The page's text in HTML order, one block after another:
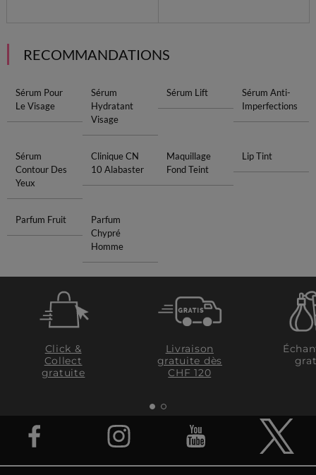
RECOMMANDATIONS
Sérum Pour
Le Visage
Sérum
Hydratant
Visage
Sérum Lift
Sérum Anti-
Imperfections
Sérum
Contour Des
Yeux
Clinique CN
10 Alabaster
Maquillage
Fond Teint
Lip Tint
Parfum Fruit
Parfum
Chypré
Homme
Click &
Collect
gratuite
Livraison
gratuite dès
CHF 120